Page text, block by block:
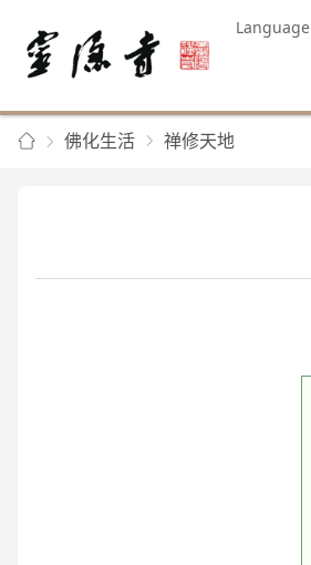
Language
佛化生活 禅修天地